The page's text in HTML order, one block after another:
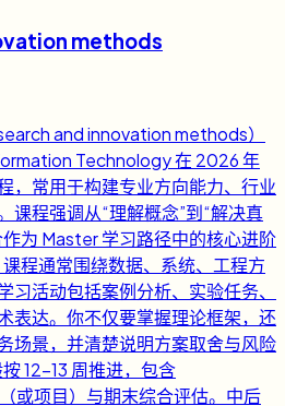
methods
and innovation methods）
Technology 在 2026 年
，常用于构建专业方向能力、行业
课程强调从“理解概念”到“解决真
为 Master 学习路径中的核心进阶
程通常围绕数据、系统、工程方
习活动包括案例分析、实验任务、
表达。你不仅要掌握理论框架，还
场景，并清楚说明方案取舍与风险
12-13 周推进，包含
或项目）与期末综合评估。中后